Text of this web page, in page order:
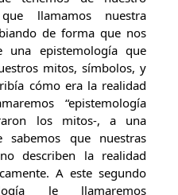
llamamos nuestra
de forma que nos
una epistemología que
mitos, símbolos, y
cómo era la realidad
“epistemología
los mitos-, a una
que nuestras
describen la realidad
A este segundo
le llamaremos